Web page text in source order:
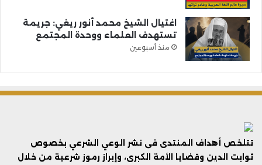
اغتيال الشيخ محمد أنور ريغي: جريمة
تستهدف العلماء ووحدة المجتمع
منذ أسبوعين
تتلخص أهداف المنتدى فى نشر الوعي الشرعي بخصوص
ثوابت الدين وقضايا الأمة الكبرى، وإبراز رموز شرعية من خلال